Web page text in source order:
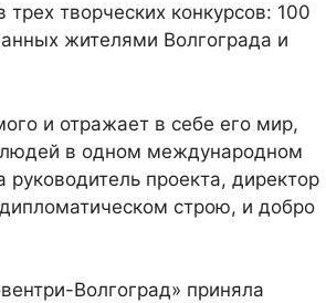
творческих конкурсов: 100
жителями Волгограда и
и отражает в себе его мир,
людей в одном международном
проекта, директор
строю, и добро
Волгоград» приняла